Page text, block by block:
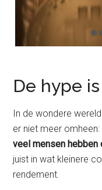
De hype
In de wondere
er niet meer
veel mensen
juist in wat kleinere
rendement.